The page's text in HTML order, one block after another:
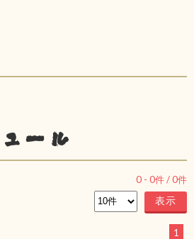
ール
0 - 0件 /0件
1